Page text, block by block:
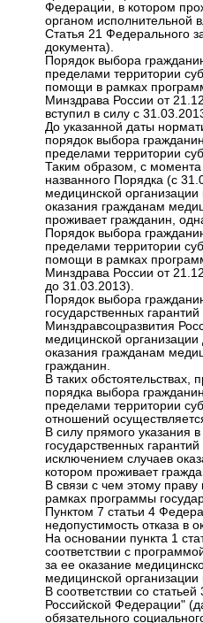
Федерации, в котором
органом исполнительной
Статья 21 Федерального
документа).
Порядок выбора
пределами территории
помощи в рамках
Минздрава России от
вступил в силу с
До указанной даты
порядок выбора
пределами территории
Таким образом, с момента
названного Порядка (с
медицинской
оказания гражданам
проживает гражданин,
Порядок выбора
пределами территории
помощи в рамках
Минздрава России от
до 31.03.2013).
Порядок выбора
государственных
Минздравсоцразвития
медицинской
оказания гражданам
гражданин.
В таких
порядка выбора
пределами территории
отношений
В силу прямого указания
государственных
исключением случаев
котором проживает
В связи с чем этому
рамках программы
Пунктом 7 статьи 4
недопустимость отказа в
На основании пункта 1
соответствии с
за ее оказание
медицинской организации
В соответствии со
Российской Федерации"
обязательного